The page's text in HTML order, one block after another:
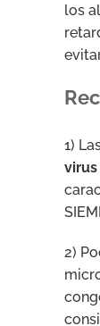
los
1)
virus
2)